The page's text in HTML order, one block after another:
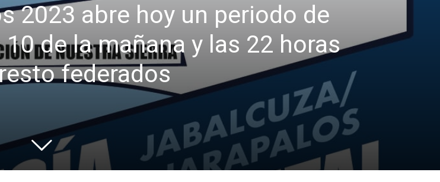
2023 abre hoy un periodo de
de la mañana y las 22 horas
federados